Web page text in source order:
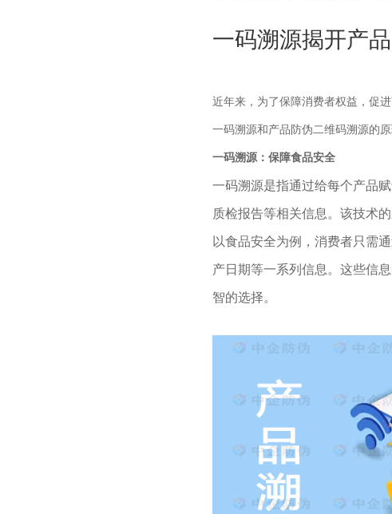
一码溯源揭开产
近年来，为了保障消费者权益，促
一码溯源和产品防伪二维码溯源的
一码溯源：保障食品安全
一码溯源是指通过给每个产品
质检报告等相关信息。该技术
以食品安全为例，消费者只需
产日期等一系列信息。这些信
智的选择。